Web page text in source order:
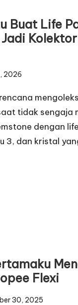
Buat Life
2026
tidak sengaja
dengan
3, dan kristal
Flexi
30, 2025